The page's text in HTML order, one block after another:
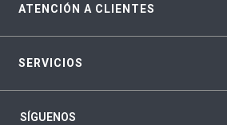
ATENCIÓN A CLIENTES
SERVICIOS
SÍGUENOS